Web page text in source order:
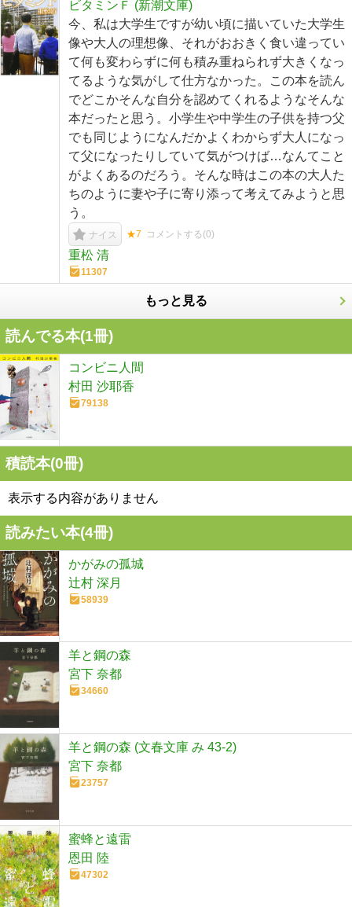
ビタミンＦ (新潮文庫)
今、私は大学生ですが幼い頃に描いていた大学生
像や大人の理想像、それがおおきく食い違ってい
て何も変わらずに何も積み重ねられず大きくなっ
てるような気がして仕方なかった。この本を読ん
でどこかそんな自分を認めてくれるようなそんな
本だったと思う。小学生や中学生の子供を持つ父
でも同じようになんだかよくわからず大人になっ
て父になったりしていて気がつけば…なんてこと
がよくあるのだろう。そんな時はこの本の大人た
ちのように妻や子に寄り添って考えてみようと思
う。
ナイス ★7 コメントする(0)
重松 清
11307
もっと見る
読んでる本(1冊)
コンビニ人間
村田 沙耶香
79138
積読本(0冊)
表示する内容がありません
読みたい本(4冊)
かがみの孤城
辻村 深月
58939
羊と鋼の森
宮下 奈都
34660
羊と鋼の森 (文春文庫 み 43-2)
宮下 奈都
23757
蜜蜂と遠雷
恩田 陸
47302